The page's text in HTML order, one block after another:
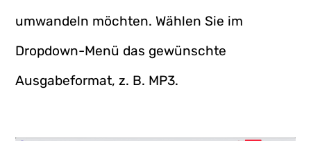
umwandeln möchten. Wählen Sie im
Dropdown-Menü das gewünschte
Ausgabeformat, z. B. MP3.